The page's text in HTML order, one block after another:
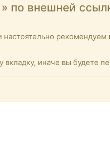
» по внешней
настоятельно рекомендуем
вкладку, иначе вы будете